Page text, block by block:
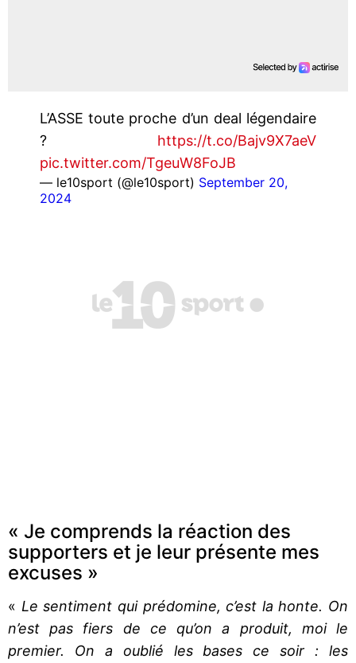
L’ASSE toute proche d’un deal légendaire
? https://t.co/Bajv9X7aeV
pic.twitter.com/TgeuW8FoJB
— le10sport (@le10sport) September 20,
2024
« Je comprends la réaction des
supporters et je leur présente mes
excuses »
« Le sentiment qui prédomine, c’est la honte. On
n’est pas fiers de ce qu’on a produit, moi le
premier. On a oublié les bases ce soir : les